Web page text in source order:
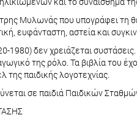
Μυλωνάς που υπογράφει τη
ευφάνταστη, αστεία και
1980) δεν χρειάζεται
της ρόλο. Τα βιβλία του
της παιδικής λογοτεχνίας.
σε παιδιά Παιδικών